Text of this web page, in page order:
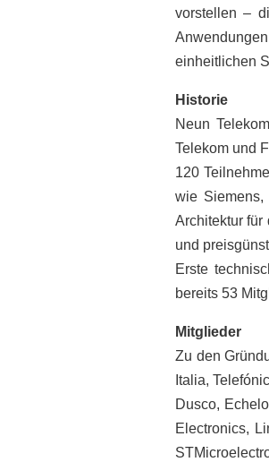
vorstellen –
An
einheitlichen
Historie
Neun
Telekom und
120
wie Siemens,
Architektur für
und
Erste
bereits 53
Mitglieder
Zu den
Italia,
Dusco,
Electronics,